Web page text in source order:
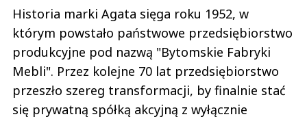
Historia marki Agata sięga roku 1952, w
którym powstało państwowe przedsiębiorstwo
produkcyjne pod nazwą "Bytomskie Fabryki
Mebli". Przez kolejne 70 lat przedsiębiorstwo
przeszło szereg transformacji, by finalnie stać
się prywatną spółką akcyjną z wyłącznie